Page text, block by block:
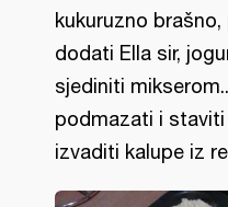
kukuruzno
dodati Ella sir,
sjediniti
podmazati i staviti
izvaditi kalupe iz